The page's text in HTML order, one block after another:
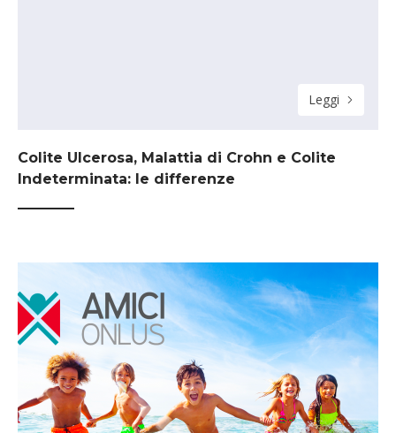
Leggi
Colite Ulcerosa, Malattia di Crohn e Colite
Indeterminata: le differenze